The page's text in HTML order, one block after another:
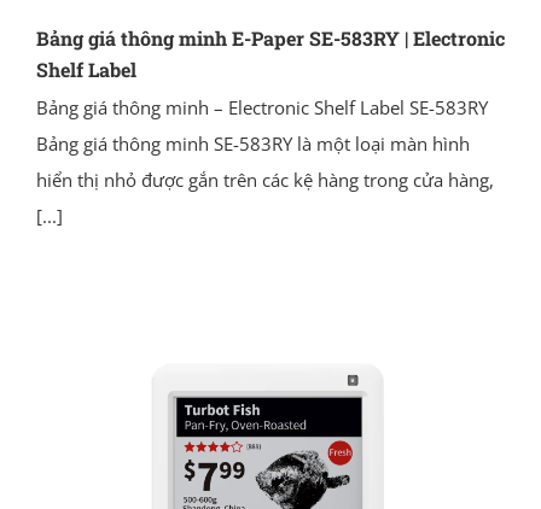
Bảng giá thông minh E-Paper SE-583RY | Electronic
Shelf Label
Bảng giá thông minh – Electronic Shelf Label SE-583RY
Bảng giá thông minh SE-583RY là một loại màn hình
hiển thị nhỏ được gắn trên các kệ hàng trong cửa hàng,
[...]